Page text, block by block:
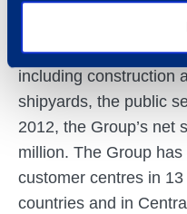
delivering Dynamic
business. We serve a
including construction
shipyards, the public
2012, the Group’s net
million. The Group
customer centres in
countries and in